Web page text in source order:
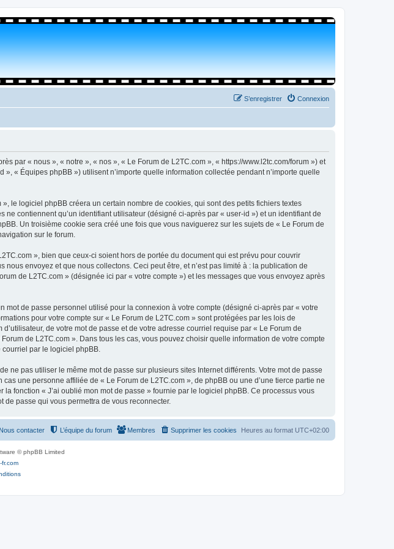
Connexion
S’enregistrer
par « nous », « notre », « nos », « Le Forum de L2TC.com », « https://www.l2tc.com/forum ») et
« Équipes phpBB ») utilisent n’importe quelle information collectée pendant n’importe quelle
le logiciel phpBB créera un certain nombre de cookies, qui sont des petits fichiers textes
contiennent qu’un identifiant utilisateur (désigné ci-après par « user-id ») et un identifiant de
Un troisième cookie sera créé une fois que vous naviguerez sur les sujets de « Le Forum de
sur le forum.
», bien que ceux-ci soient hors de portée du document qui est prévu pour couvrir
envoyez et que nous collectons. Ceci peut être, et n’est pas limité à : la publication de
de L2TC.com » (désignée ici par « votre compte ») et les messages que vous envoyez après
de passe personnel utilisé pour la connexion à votre compte (désigné ci-après par « votre
pour votre compte sur « Le Forum de L2TC.com » sont protégées par les lois de
de votre mot de passe et de votre adresse courriel requise par « Le Forum de
de L2TC.com ». Dans tous les cas, vous pouvez choisir quelle information de votre compte
courriel par le logiciel phpBB.
ne pas utiliser le même mot de passe sur plusieurs sites Internet différents. Votre mot de passe
une personne affiliée de « Le Forum de L2TC.com », de phpBB ou une d’une tierce partie ne
fonction « J’ai oublié mon mot de passe » fournie par le logiciel phpBB. Ce processus vous
passe qui vous permettra de vous reconnecter.
Heures au format UTC+02:00
Supprimer les cookies
Membres
L’équipe du forum
Nous contacter
© phpBB Limited